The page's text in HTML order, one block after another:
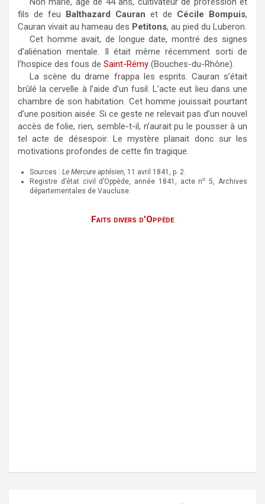
fils de feu Balthazard Cauran et de Cécile Bompuis,
Cauran vivait au hameau des Petitons, au pied du Luberon.
Cet homme avait, de longue date, montré des signes
d’aliénation mentale. Il était même récemment sorti de
l’hospice des fous de Saint-Rémy (Bouches-du-Rhône).
La scène du drame frappa les esprits. Cauran s’était
brûlé la cervelle à l’aide d’un fusil. L’acte eut lieu dans une
chambre de son habitation. Cet homme jouissait pourtant
d’une position aisée. Si ce geste ne relevait pas d’un nouvel
accès de folie, rien, semble-t-il, n’aurait pu le pousser à un
tel acte de désespoir. Le mystère planait donc sur les
motivations profondes de cette fin tragique.
Sources : Le Mercure aptésien , 11 avril 1841, p. 2.
Registre d’état civil d’Oppède, année 1841, acte no 5, Archives
départementales de Vaucluse.
Faits divers d’Oppède